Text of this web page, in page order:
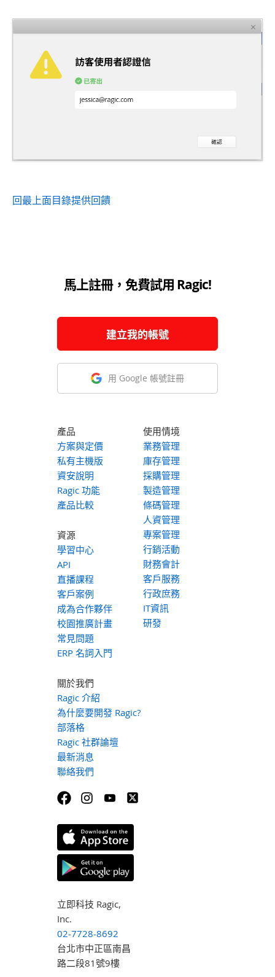
回最上面目錄提供回饋
馬上註冊，免費試用 Ragic!
建立我的帳號
用 Google 帳號註冊
產品
方案與定價
私有主機版
資安說明
Ragic 功能
產品比較
資源
學習中心
API
直播課程
客戶案例
成為合作夥伴
校園推廣計畫
常見問題
ERP 名詞入門
使用情境
業務管理
庫存管理
採購管理
製造管理
條碼管理
人資管理
專案管理
行銷活動
財務會計
客戶服務
行政庶務
IT資訊
研發
關於我們
Ragic 介紹
為什麼要開發 Ragic?
部落格
Ragic 社群論壇
最新消息
聯絡我們
立即科技 Ragic,
Inc.
02-7728-8692
台北市中正區南昌
路二段81號9樓